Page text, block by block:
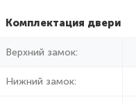
Комплектация двери
Верхний замок:
Нижний замок: